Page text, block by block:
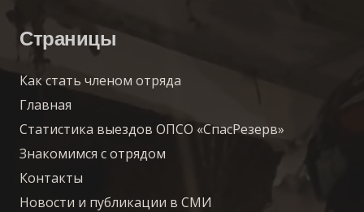
Страницы
Как стать членом отряда
Главная
Статистика выездов ОПСО «СпасРезерв»
Знакомимся с отрядом
Контакты
Новости и публикации в СМИ